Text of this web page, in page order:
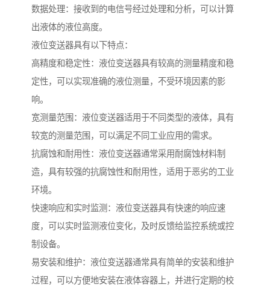
数据处理：接收到的电信号经过处理和分析，可以计算
出液体的液位高度。
液位变送器具有以下特点：
高精度和稳定性：液位变送器具有较高的测量精度和稳
定性，可以实现准确的液位测量，不受环境因素的影
响。
宽测量范围：液位变送器适用于不同类型的液体，具有
较宽的测量范围，可以满足不同工业应用的需求。
抗腐蚀和耐用性：液位变送器通常采用耐腐蚀材料制
造，具有较强的抗腐蚀性和耐用性，适用于恶劣的工业
环境。
快速响应和实时监测：液位变送器具有快速的响应速
度，可以实时监测液位变化，及时反馈给监控系统或控
制设备。
易安装和维护：液位变送器通常具有简单的安装和维护
过程，可以方便地安装在液体容器上，并进行定期的校